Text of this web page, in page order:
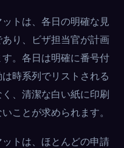
トは、各日の明確な見
り、ビザ担当官が計画
。各日は明確に番号付
時系列でリストされる
、清潔な白い紙に印刷
ことが求められます。
トは、ほとんどの申請